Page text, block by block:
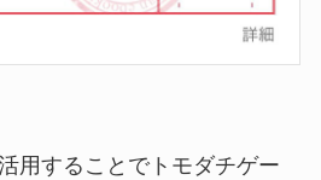
用することでトモダチゲー